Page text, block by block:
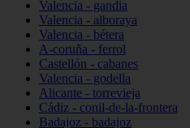
Valencia - gandia
Valencia - alboraya
Valencia - bétera
A-coruña - ferrol
Castellón - cabanes
Valencia - godella
Alicante - torrevieja
Cádiz - conil-de-la-frontera
Badajoz - badajoz